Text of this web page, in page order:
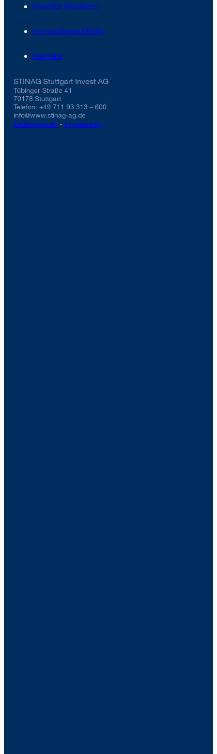
Investor Relations
Immobilienportfolio
Karriere
STINAG Stuttgart Invest AG
Tübinger Straße 41
70178 Stuttgart
Telefon: +49 711 93 313 – 600
info@www.stinag-ag.de
Datenschutz - Impressum